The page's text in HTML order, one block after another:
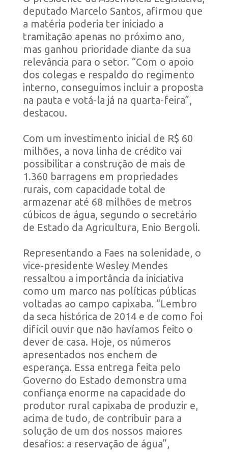
deputado Marcelo Santos, afirmou que
a matéria poderia ter iniciado a
tramitação apenas no próximo ano,
mas ganhou prioridade diante da sua
relevância para o setor. “Com o apoio
dos colegas e respaldo do regimento
interno, conseguimos incluir a proposta
na pauta e votá-la já na quarta-feira”,
destacou.
Com um investimento inicial de R$ 60
milhões, a nova linha de crédito vai
possibilitar a construção de mais de
1.360 barragens em propriedades
rurais, com capacidade total de
armazenar até 68 milhões de metros
cúbicos de água, segundo o secretário
de Estado da Agricultura, Enio Bergoli.
Representando a Faes na solenidade, o
vice-presidente Wesley Mendes
ressaltou a importância da iniciativa
como um marco nas políticas públicas
voltadas ao campo capixaba. “Lembro
da seca histórica de 2014 e de como foi
difícil ouvir que não havíamos feito o
dever de casa. Hoje, os números
apresentados nos enchem de
esperança. Essa entrega feita pelo
Governo do Estado demonstra uma
confiança enorme na capacidade do
produtor rural capixaba de produzir e,
acima de tudo, de contribuir para a
solução de um dos nossos maiores
desafios: a reservação de água”,